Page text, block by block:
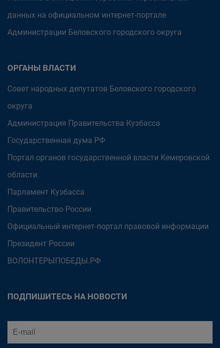
данных на официальном интернет-портале
Администрации Беловского городского округа
ОРГАНЫ ВЛАСТИ
Совет народных депутатов Беловского городского
округа
Администрация Правительства Кузбасса
Государственная дума РФ
Портал органов государственной власти Кемеровской
области
Парламент Кузбасса
Правительство России
Официальный интернет-портал правовой информации
Президент России
ВОЛОНТЕРЫПОБЕДЫ.РФ
ПОДПИШИТЕСЬ НА НОВОСТИ